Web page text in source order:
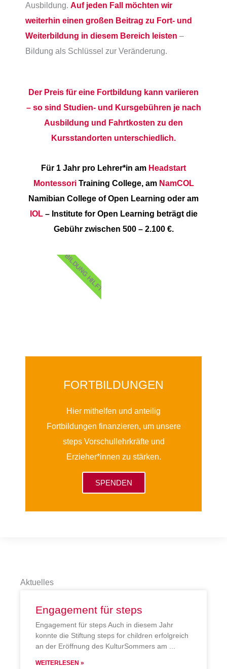
Ausbildung. Auf jeden Fall möchten wir
weiterhin einen großen Beitrag zu Fort- und
Weiterbildung in diesem Bereich leisten –
Bildung als Schlüssel zur Veränderung.
Der Preis für eine Fortbildung kann variieren
– so sind Studien- und Kursgebühren je nach
Ausbildung und Fahrtkosten zu den
Kursstandorten unterschiedlich.
Für 1 Jahr pro Lehrer*in am Headstart
MontessoriTraining College, am NamCOL
Namibian College of Open Learning oder am
IOL – Institute for Open Learning beträgt die
Gebühr zwischen 500 – 2.100 €.
FORTBILDUNGEN
Hier mithelfen und anteilig
Fortbildungen finanzieren, um unsere
steps Vorschullehrkräfte und
Erzieher*innen zu stärken.
SPENDEN
BILDUNG HILFT
Aktuelles
Engagement für steps
Engagement für steps Auch in diesem Jahr
konnte die Stiftung steps for children erfolgreich
an der Eröffnung des KulturSommers am
WEITERLESEN »